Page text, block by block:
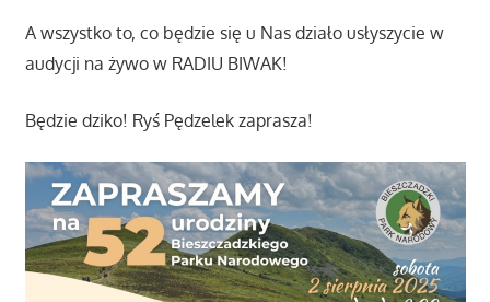
A wszystko to, co będzie się u Nas działo usłyszycie w
audycji na żywo w RADIU BIWAK!
Będzie dziko! Ryś Pędzelek zaprasza!